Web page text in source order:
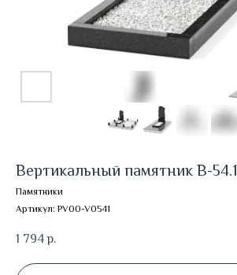
Вертикальный памятник В-54.1
Памятники
Артикул: PV00-V0541
1 794 р.